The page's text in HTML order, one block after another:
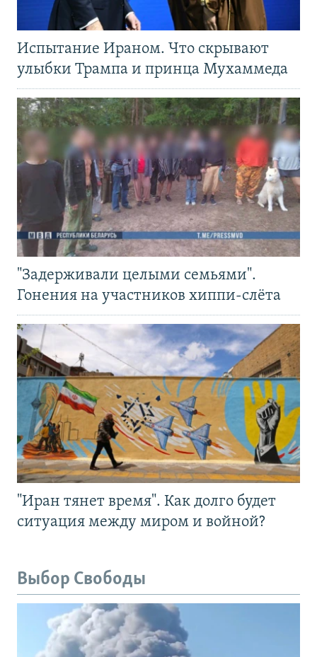
Испытание Ираном. Что скрывают
улыбки Трампа и принца Мухаммеда
"Задерживали целыми семьями".
Гонения на участников хиппи-слёта
"Иран тянет время". Как долго будет
ситуация между миром и войной?
Выбор Свободы